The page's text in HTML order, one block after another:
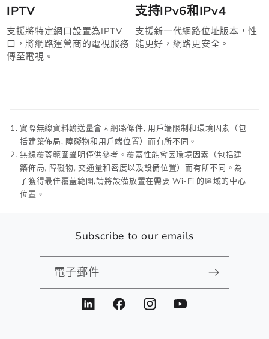
IPTV
支援將特定網口設置為IPTV
口，將網路運營商的電視服務
傳至電視。
支持IPv6和IPv4
支援新一代網路位址版本，性
能更好，網路更安全。
實際無線資料輸送量會因網路條件, 用戶端限制和環境因素（包
括建築佈局, 障礙物和用戶端位置）而有所不同。
無線覆蓋範圍聲明僅供參考。覆蓋性能會因環境因素（包括建
築佈局, 障礙物, 交通量和密度以及設備位置）而有所不同。為
了獲得最佳覆蓋範圍,請將設備放置在需要 Wi-Fi 的區域的中心
位置。
Subscribe to our emails
電子郵件
LinkedInFacebookInstagramYouTube